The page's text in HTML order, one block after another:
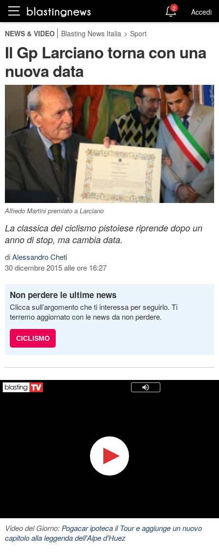
2 Accedi
NEWS & VIDEO Blasting News Italia > Sport
Il Gp Larciano torna con una
nuova data
Alfredo Martini premiato a Larciano
La classica del ciclismo pistoiese riprende dopo un
anno di stop, ma cambia data.
diAlessandro Cheti
30 dicembre 2015 alle ore 16:27
Non perdere le ultime news
Clicca sull’argomento che ti interessa per seguirlo. Ti
terremo aggiornato con le news da non perdere.
CICLISMO
Video del Giorno:Pogacar ipoteca il Tour e aggiunge un nuovo
capitolo alla leggenda dell'Alpe d'Huez